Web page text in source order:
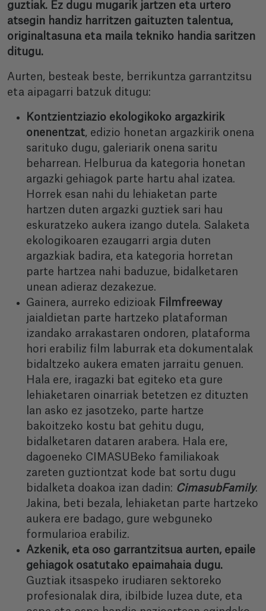
guztiak. Ez dugu mugarik jartzen eta urtero
atsegin handiz harritzen gaituzten talentua,
originaltasuna eta maila tekniko handia saritzen
ditugu.
Aurten, besteak beste, berrikuntza garrantzitsu
eta aipagarri batzuk ditugu:
Kontzientziazio ekologikoko argazkirik
onenentzat, edizio honetan argazkirik onena
sarituko dugu, galeriarik onena saritu
beharrean. Helburua da kategoria honetan
argazki gehiagok parte hartu ahal izatea.
Horrek esan nahi du lehiaketan parte
hartzen duten argazki guztiek sari hau
eskuratzeko aukera izango dutela. Salaketa
ekologikoaren ezaugarri argia duten
argazkiak badira, eta kategoria horretan
parte hartzea nahi baduzue, bidalketaren
unean adieraz dezakezue.
Gainera, aurreko edizioak Filmfreeway
jaialdietan parte hartzeko plataforman
izandako arrakastaren ondoren, plataforma
hori erabiliz film laburrak eta dokumentalak
bidaltzeko aukera ematen jarraitu genuen.
Hala ere, iragazki bat egiteko eta gure
lehiaketaren oinarriak betetzen ez dituzten
lan asko ez jasotzeko, parte hartze
bakoitzeko kostu bat gehitu dugu,
bidalketaren dataren arabera. Hala ere,
dagoeneko CIMASUBeko familiakoak
zareten guztiontzat kode bat sortu dugu
bidalketa doakoa izan dadin: CimasubFamily.
Jakina, beti bezala, lehiaketan parte hartzeko
aukera ere badago, gure webguneko
formularioa erabiliz.
Azkenik, eta oso garrantzitsua aurten, epaile
gehiagok osatutako epaimahaia dugu.
Guztiak itsaspeko irudiaren sektoreko
profesionalak dira, ibilbide luzea dute, eta